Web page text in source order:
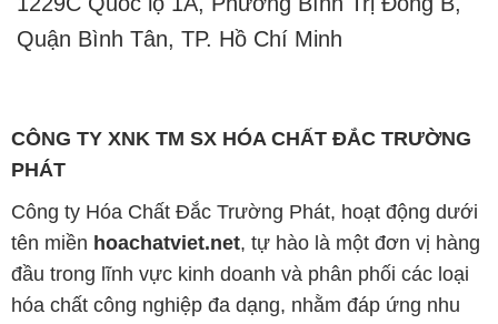
Quận Bình Tân, TP. Hồ Chí Minh
CÔNG TY XNK TM SX HÓA CHẤT ĐẮC TRƯỜNG
PHÁT
Công ty Hóa Chất Đắc Trường Phát, hoạt động dưới
tên miền hoachatviet.net, tự hào là một đơn vị hàng
đầu trong lĩnh vực kinh doanh và phân phối các loại
hóa chất công nghiệp đa dạng, nhằm đáp ứng nhu